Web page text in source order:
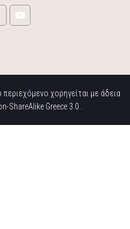
χορηγείται με άδεια
ShareAlike Greece 3.0 .